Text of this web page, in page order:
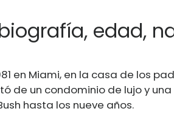
edad,
en Miami, en la casa de los
de un condominio de lujo y
hasta los nueve años.